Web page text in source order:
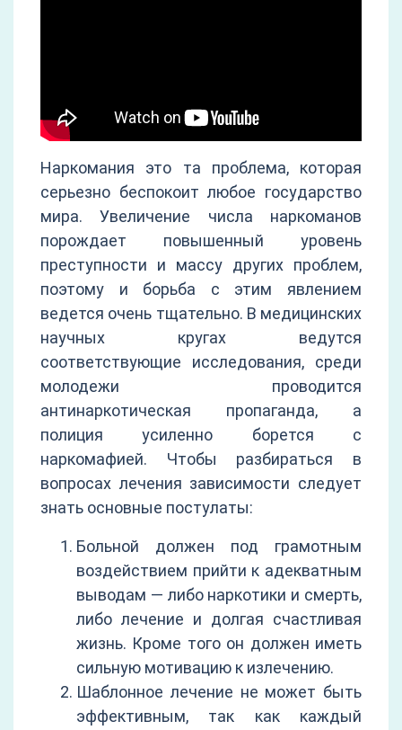
Наркомания это та проблема, которая
серьезно беспокоит любое государство
мира. Увеличение числа наркоманов
порождает повышенный уровень
преступности и массу других проблем,
поэтому и борьба с этим явлением
ведется очень тщательно. В медицинских
научных кругах ведутся
соответствующие исследования, среди
молодежи проводится
антинаркотическая пропаганда, а
полиция усиленно борется с
наркомафией. Чтобы разбираться в
вопросах лечения зависимости следует
знать основные постулаты:
Больной должен под грамотным
воздействием прийти к адекватным
выводам — либо наркотики и смерть,
либо лечение и долгая счастливая
жизнь. Кроме того он должен иметь
сильную мотивацию к излечению.
Шаблонное лечение не может быть
эффективным, так как каждый